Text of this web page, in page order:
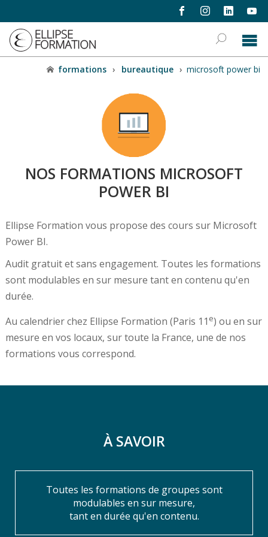
formations › bureautique › microsoft power bi
NOS FORMATIONS MICROSOFT
POWER BI
Ellipse Formation vous propose des cours sur Microsoft
Power BI.
Audit gratuit et sans engagement. Toutes les formations
sont modulables en sur mesure tant en contenu qu'en
durée.
Au calendrier chez Ellipse Formation (Paris 11 e) ou en sur
mesure en vos locaux, sur toute la France, une de nos
formations vous correspond.
À SAVOIR
Toutes les formations de groupes sont
modulables en sur mesure,
tant en durée qu'en contenu.